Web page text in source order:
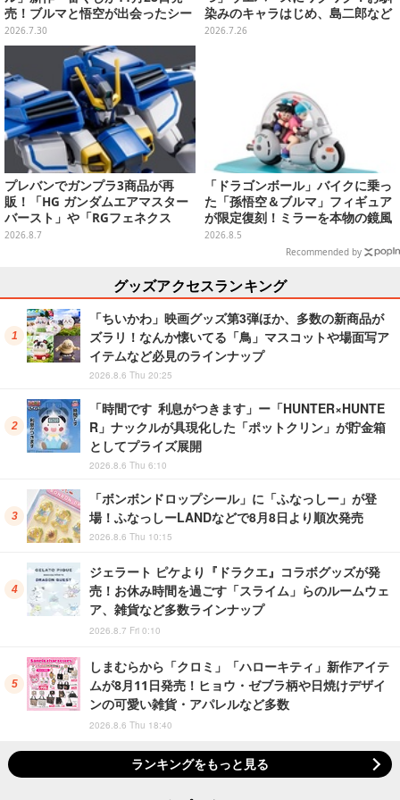
売！ブルマと悟空が出会ったシー
ンや、牛魔王の車で飛び回るウー
ロンたちを立体化
2026.7.30
染みのキャラはじめ、島二郎など
セイレーン編カード全22種
2026.7.26
プレバンでガンプラ3商品が再
販！「HG ガンダムエアマスター
バースト」や「RGフェネクス
（ナラティブVer.）」も
2026.8.7
「ドラゴンボール」バイクに乗っ
た「孫悟空＆ブルマ」フィギュア
が限定復刻！ミラーを本物の鏡風
や、ブルマの目元が映りこむ描写
にできるステッカーを収録
2026.8.5
Recommended by
グッズアクセスランキング
「ちいかわ」映画グッズ第3弾ほか、多数の新商品が
ズラリ！なんか懐いてる「鳥」マスコットや場面写ア
イテムなど必見のラインナップ
2026.8.6 Thu 20:25
「時間です 利息がつきます」ー「HUNTER×HUNTE
R」ナックルが具現化した「ポットクリン」が貯金箱
としてプライズ展開
2026.8.6 Thu 6:10
「ボンボンドロップシール」に「ふなっしー」が登
場！ふなっしーLANDなどで8月8日より順次発売
2026.8.6 Thu 10:15
ジェラート ピケより『ドラクエ』コラボグッズが発
売！お休み時間を過ごす「スライム」らのルームウェ
ア、雑貨など多数ラインナップ
2026.8.7 Fri 0:10
しまむらから「クロミ」「ハローキティ」新作アイテ
ムが8月11日発売！ヒョウ・ゼブラ柄や日焼けデザイ
ンの可愛い雑貨・アパレルなど多数
2026.8.6 Thu 18:40
ランキングをもっと見る